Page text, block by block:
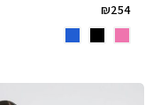
₪254